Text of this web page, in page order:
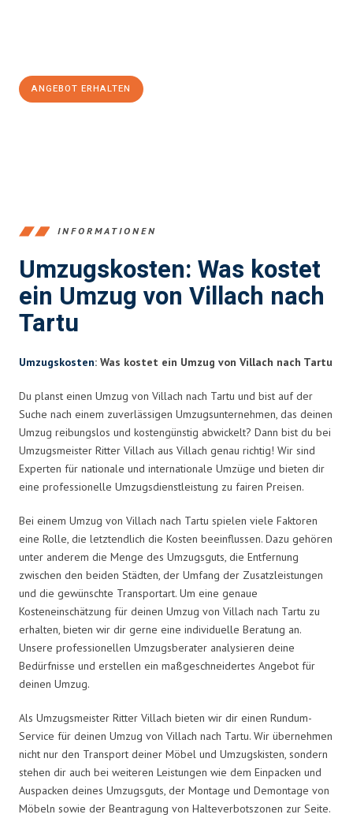
ANGEBOT ERHALTEN
INFORMATIONEN
Umzugskosten: Was kostet
ein Umzug von Villach nach
Tartu
Umzugskosten: Was kostet ein Umzug von Villach nach Tartu
Du planst einen Umzug von Villach nach Tartu und bist auf der
Suche nach einem zuverlässigen Umzugsunternehmen, das deinen
Umzug reibungslos und kostengünstig abwickelt? Dann bist du bei
Umzugsmeister Ritter Villach aus Villach genau richtig! Wir sind
Experten für nationale und internationale Umzüge und bieten dir
eine professionelle Umzugsdienstleistung zu fairen Preisen.
Bei einem Umzug von Villach nach Tartu spielen viele Faktoren
eine Rolle, die letztendlich die Kosten beeinflussen. Dazu gehören
unter anderem die Menge des Umzugsguts, die Entfernung
zwischen den beiden Städten, der Umfang der Zusatzleistungen
und die gewünschte Transportart. Um eine genaue
Kosteneinschätzung für deinen Umzug von Villach nach Tartu zu
erhalten, bieten wir dir gerne eine individuelle Beratung an.
Unsere professionellen Umzugsberater analysieren deine
Bedürfnisse und erstellen ein maßgeschneidertes Angebot für
deinen Umzug.
Als Umzugsmeister Ritter Villach bieten wir dir einen Rundum-
Service für deinen Umzug von Villach nach Tartu. Wir übernehmen
nicht nur den Transport deiner Möbel und Umzugskisten, sondern
stehen dir auch bei weiteren Leistungen wie dem Einpacken und
Auspacken deines Umzugsguts, der Montage und Demontage von
Möbeln sowie der Beantragung von Halteverbotszonen zur Seite.